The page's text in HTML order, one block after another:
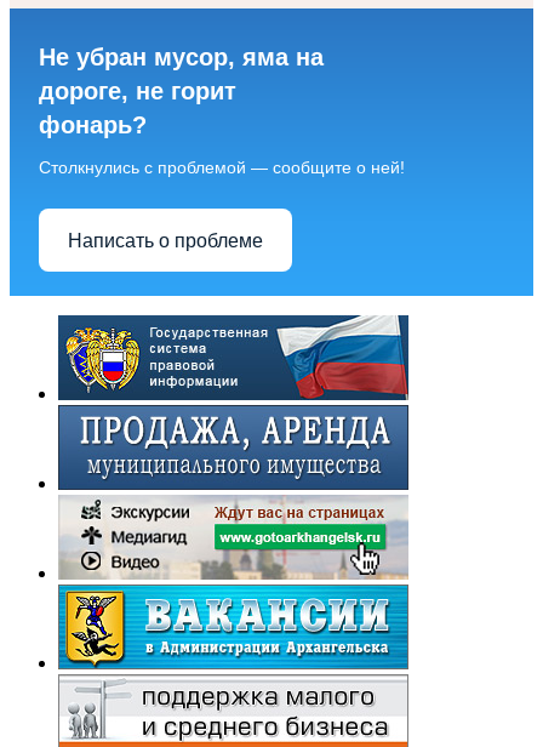
Не убран мусор, яма на
дороге, не горит
фонарь?
Столкнулись с проблемой — сообщите о ней!
Написать о проблеме